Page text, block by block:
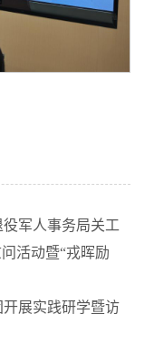
役军人事务局关工
活动暨“戎晖励
展实践研学暨访